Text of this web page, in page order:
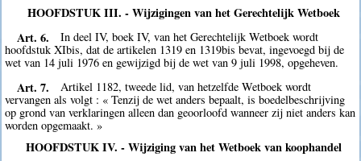
HOOFDSTUK III. - Wijzigingen van het Gerechtelijk Wetboek
Art. 6.
In deel IV, boek IV, van het Gerechtelijk Wetboek wordt
hoofdstuk XIbis, dat de artikelen 1319 en 1319bis bevat, ingevoegd bij de
wet van 14 juli 1976 en gewijzigd bij de wet van 9 juli 1998, opgeheven.
Art. 7.
Artikel 1182, tweede lid, van hetzelfde Wetboek wordt
vervangen als volgt : « Tenzij de wet anders bepaalt, is boedelbeschrijving
op grond van verklaringen alleen dan geoorloofd wanneer zij niet anders kan
worden opgemaakt. »
HOOFDSTUK IV. - Wijziging van het Wetboek van koophandel